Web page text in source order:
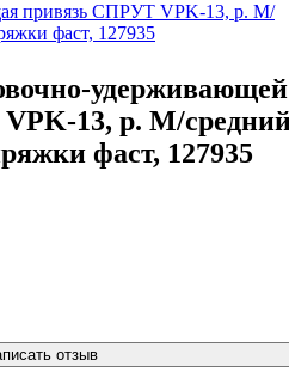
привязь СПРУТ VPK-13, р. М/
фаст, 127935
удерживающей
13, р. М/
фаст, 127935
отзыв